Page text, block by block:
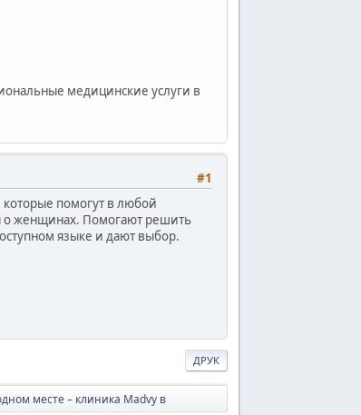
медицинские услуги в
#1
помогут в любой
о женщинах. Помогают решить
языке и дают выбор.
ДРУК
месте – клиника Madvy в